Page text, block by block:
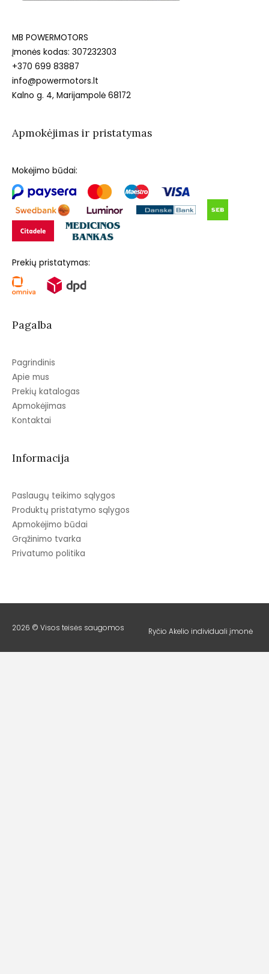
MB POWERMOTORS
Įmonės kodas: 307232303
+370 699 83887
info@powermotors.lt
Kalno g. 4, Marijampolė 68172
Apmokėjimas ir pristatymas
Mokėjimo būdai:
Prekių pristatymas:
Pagalba
Pagrindinis
Apie mus
Prekių katalogas
Apmokėjimas
Kontaktai
Informacija
Paslaugų teikimo sąlygos
Produktų pristatymo sąlygos
Apmokėjimo būdai
Grąžinimo tvarka
Privatumo politika
2026 © Visos teisės saugomos Ryčio Akelio individuali įmonė